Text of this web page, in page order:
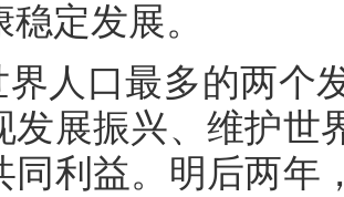
定发展。
界人口最多的两个
发展振兴、维护世
同利益。明后两年